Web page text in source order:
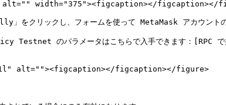
alt="" width="375"><figcaption></figcaption></
クリックし、フォームを使って MetaMask アカウントの